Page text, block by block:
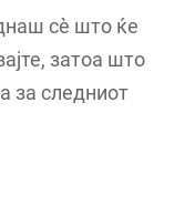
сè што ќе
затоа што
за следниот